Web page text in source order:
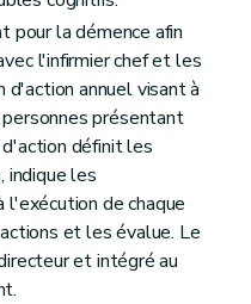
pour la démence afin
l'infirmier chef et les
d'action annuel visant à
présentant
définit les
indique les
de chaque
et les évalue. Le
et intégré au